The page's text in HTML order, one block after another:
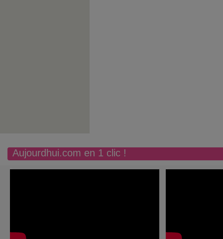
Aujourdhui.com en 1 clic !